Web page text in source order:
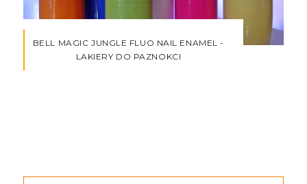
BELL MAGIC JUNGLE FLUO NAIL ENAMEL -
LAKIERY DO PAZNOKCI